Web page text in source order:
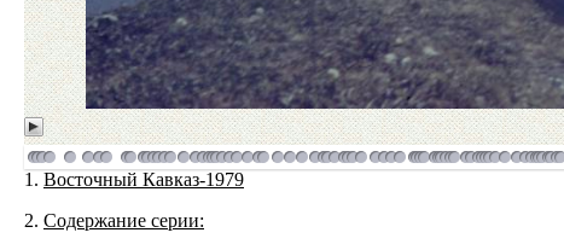
1. Восточный Кавказ-1979
2. Содержание серии: